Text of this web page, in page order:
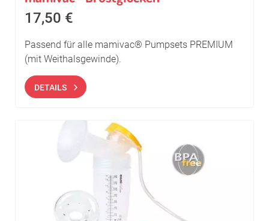
17,50 €
Passend für alle mamivac® Pumpsets PREMIUM
(mit Weithalsgewinde).
DETAILS